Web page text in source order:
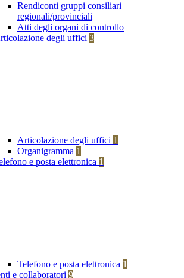
Rendiconti gruppi consiliari
regionali/provinciali
Atti degli organi di controllo
degli uffici 3
Articolazione degli uffici 1
Organigramma 1
e posta elettronica 1
Telefono e posta elettronica 1
e collaboratori 9